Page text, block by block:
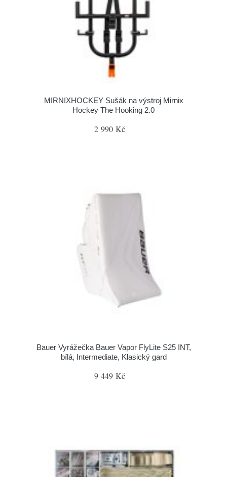
MIRNIXHOCKEY Sušák na výstroj Mirnix
Hockey The Hooking 2.0
2 990 Kč
Bauer Vyrážečka Bauer Vapor FlyLite S25 INT,
bílá, Intermediate, Klasický gard
9 449 Kč